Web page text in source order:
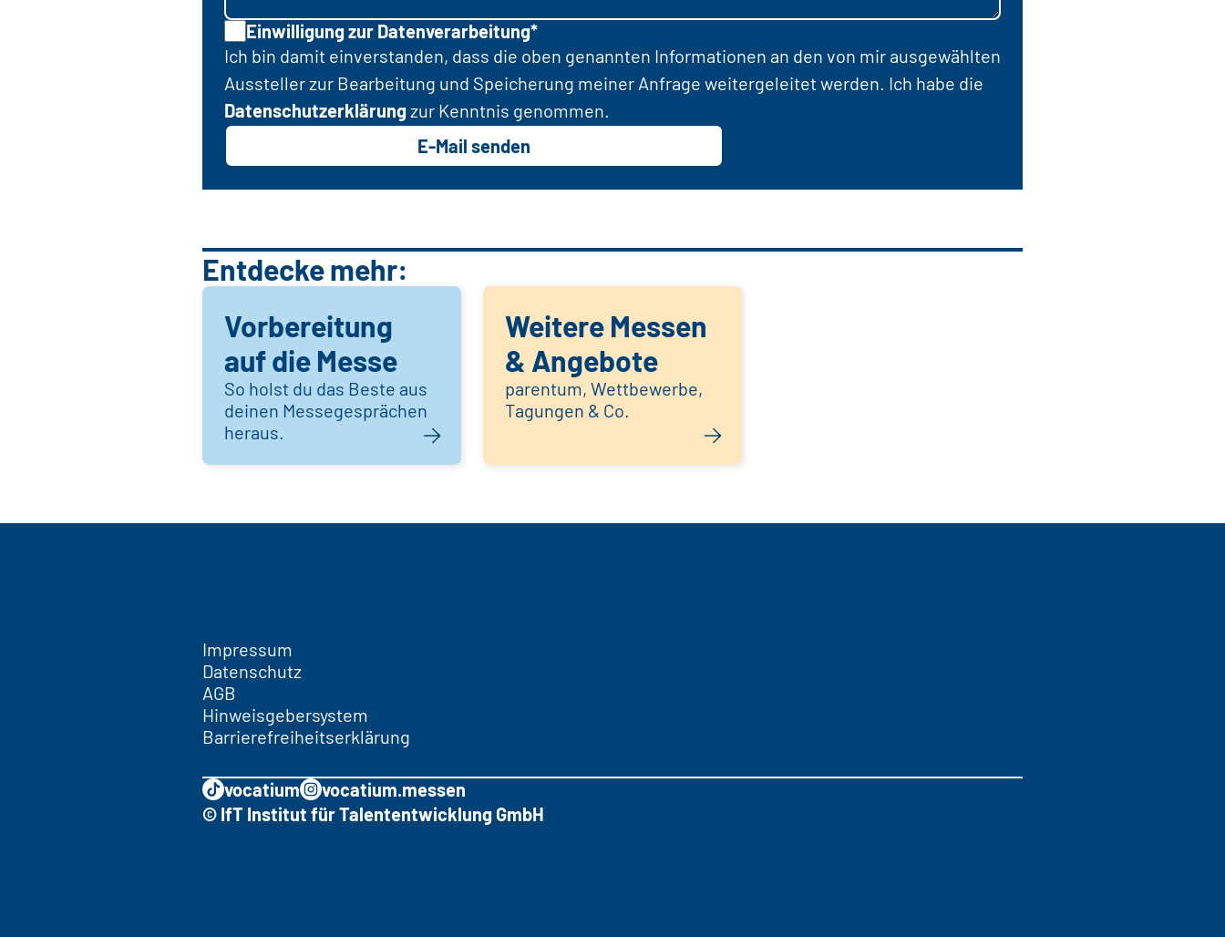
Einwilligung zur Datenverarbeitung*
Ich bin damit einverstanden, dass die oben genannten Informationen an den von mir ausgewählten
Aussteller zur Bearbeitung und Speicherung meiner Anfrage weitergeleitet werden. Ich habe die
Datenschutzerklärungzur Kenntnis genommen.
E-Mail senden
Entdecke mehr:
Vorbereitung
auf die Messe
So holst du das Beste aus
deinen Messegesprächen
heraus.
Weitere Messen
& Angebote
parentum, Wettbewerbe,
Tagungen & Co.
Impressum
Datenschutz
AGB
Hinweisgebersystem
Barrierefreiheitserklärung
vocatium
vocatium.messen
© IfT Institut für Talententwicklung GmbH